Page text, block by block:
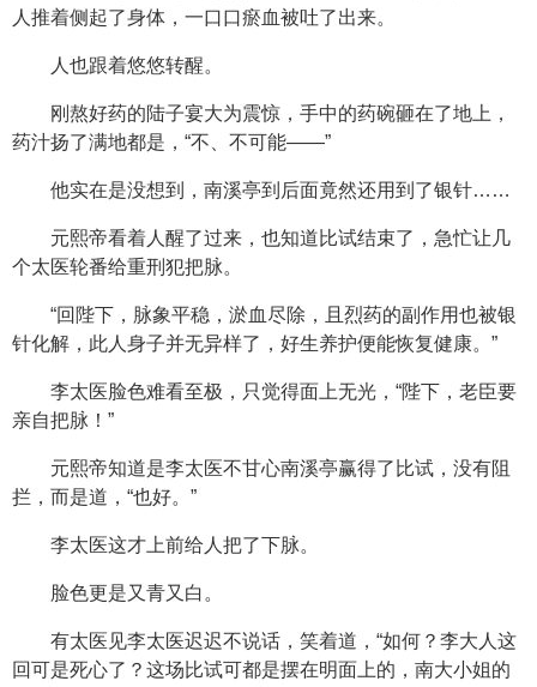
人推着侧起了身体，一口口瘀血被吐了出来。
人也跟着悠悠转醒。
刚熬好药的陆子宴大为震惊，手中的药碗砸在了地上，
药汁扬了满地都是，“不、不可能——”
他实在是没想到，南溪亭到后面竟然还用到了银针……
元熙帝看着人醒了过来，也知道比试结束了，急忙让几
个太医轮番给重刑犯把脉。
“回陛下，脉象平稳，淤血尽除，且烈药的副作用也被银
针化解，此人身子并无异样了，好生养护便能恢复健康。”
李太医脸色难看至极，只觉得面上无光，“陛下，老臣要
亲自把脉！”
元熙帝知道是李太医不甘心南溪亭赢得了比试，没有阻
拦，而是道，“也好。”
李太医这才上前给人把了下脉。
脸色更是又青又白。
有太医见李太医迟迟不说话，笑着道，“如何？李大人这
回可是死心了？这场比试可都是摆在明面上的，南大小姐的